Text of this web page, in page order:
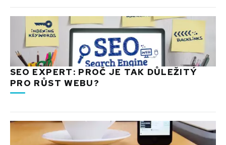
SEO EXPERT: PROČ JE TAK DŮLEŽITÝ
PRO RŮST WEBU?